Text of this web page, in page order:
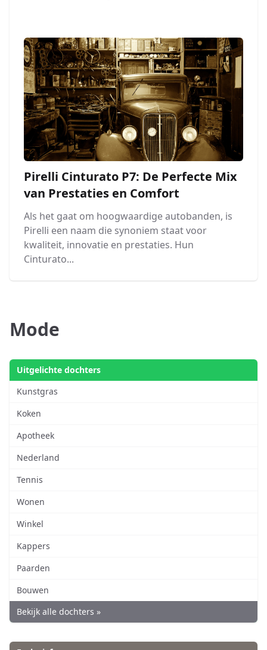
Pirelli Cinturato P7: De Perfecte Mix
van Prestaties en Comfort
Als het gaat om hoogwaardige autobanden, is
Pirelli een naam die synoniem staat voor
kwaliteit, innovatie en prestaties. Hun
Cinturato...
Mode
Uitgelichte dochters
Kunstgras
Koken
Apotheek
Nederland
Tennis
Wonen
Winkel
Kappers
Paarden
Bouwen
Bekijk alle dochters »